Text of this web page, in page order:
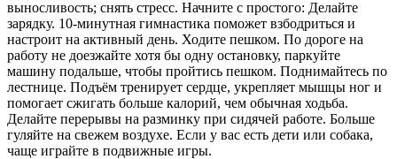
выносливость; снять стресс. Начните с простого: Делайте
зарядку. 10-минутная гимнастика поможет взбодриться и
настроит на активный день. Ходите пешком. По дороге на
работу не доезжайте хотя бы одну остановку, паркуйте
машину подальше, чтобы пройтись пешком. Поднимайтесь по
лестнице. Подъём тренирует сердце, укрепляет мышцы ног и
помогает сжигать больше калорий, чем обычная ходьба.
Делайте перерывы на разминку при сидячей работе. Больше
гуляйте на свежем воздухе. Если у вас есть дети или собака,
чаще играйте в подвижные игры.